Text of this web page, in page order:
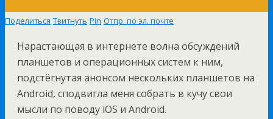
Поделиться Твитнуть Pin Отпр. по эл. почте
Нарастающая в интернете волна обсуждений
планшетов и операционных систем к ним,
подстёгнутая анонсом нескольких планшетов на
Android, сподвигла меня собрать в кучу свои
мысли по поводу iOS и Android.